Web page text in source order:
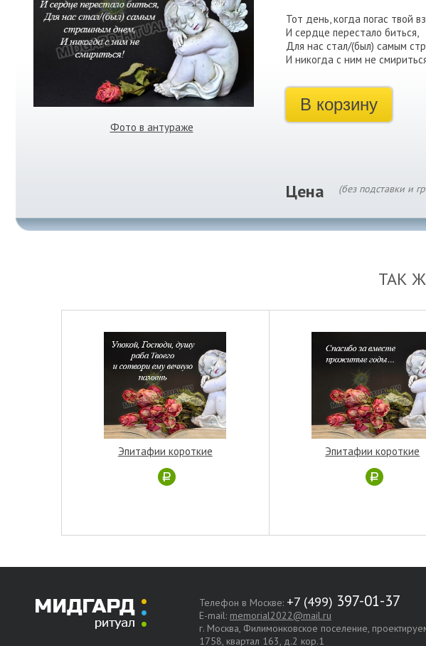
Фото в антураже
Тот день, когда погас твой
И сердце перестало биться,
Для нас стал/(был) самым
И никогда с ним не
В корзину
Цена (без подставки и
ТАК
Эпитафии короткие Эпитафии короткие
Телефон в Москве: 397-01-37
E-mail: memorial2022@mail.ru
г. Москва, Филимонковское поселение,
1758, квартал 163, д.2 кор.1